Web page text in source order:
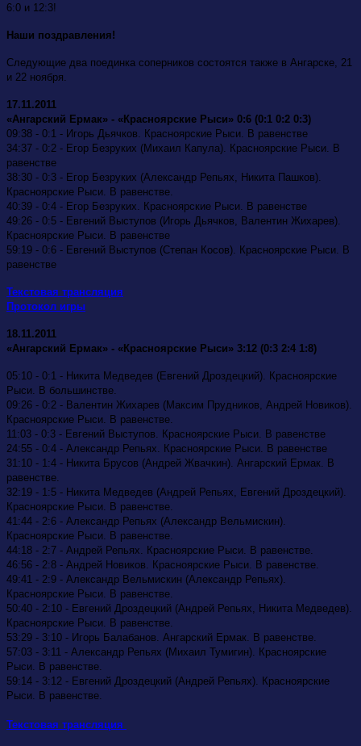
6:0 и 12:3!
Наши поздравления!
Следующие два поединка соперников состоятся также в Ангарске, 21
и 22 ноября.
17.11.2011
«Ангарский Ермак» - «Красноярские Рыси» 0:6 (0:1 0:2 0:3)
09:38 - 0:1 - Игорь Дьячков. Красноярские Рыси. В равенстве
34:37 - 0:2 - Егор Безруких (Михаил Капула). Красноярские Рыси. В
равенстве
38:30 - 0:3 - Егор Безруких (Александр Репьях, Никита Пашков).
Красноярские Рыси. В равенстве.
40:39 - 0:4 - Егор Безруких. Красноярские Рыси. В равенстве
49:26 - 0:5 - Евгений Выступов (Игорь Дьячков, Валентин Жихарев).
Красноярские Рыси. В равенстве
59:19 - 0:6 - Евгений Выступов (Степан Косов). Красноярские Рыси. В
равенстве
Текстовая трансляция
Протокол игры
18.11.2011
«Ангарский Ермак» - «Красноярские Рыси» 3:12 (0:3 2:4 1:8)
05:10 - 0:1 - Никита Медведев (Евгений Дроздецкий). Красноярские
Рыси. В большинстве.
09:26 - 0:2 - Валентин Жихарев (Максим Прудников, Андрей Новиков).
Красноярские Рыси. В равенстве.
11:03 - 0:3 - Евгений Выступов. Красноярские Рыси. В равенстве
24:55 - 0:4 - Александр Репьях. Красноярские Рыси. В равенстве
31:10 - 1:4 - Никита Брусов (Андрей Жвачкин). Ангарский Ермак. В
равенстве.
32:19 - 1:5 - Никита Медведев (Андрей Репьях, Евгений Дроздецкий).
Красноярские Рыси. В равенстве.
41:44 - 2:6 - Александр Репьях (Александр Вельмискин).
Красноярские Рыси. В равенстве.
44:18 - 2:7 - Андрей Репьях. Красноярские Рыси. В равенстве.
46:56 - 2:8 - Андрей Новиков. Красноярские Рыси. В равенстве.
49:41 - 2:9 - Александр Вельмискин (Александр Репьях).
Красноярские Рыси. В равенстве.
50:40 - 2:10 - Евгений Дроздецкий (Андрей Репьях, Никита Медведев).
Красноярские Рыси. В равенстве.
53:29 - 3:10 - Игорь Балабанов. Ангарский Ермак. В равенстве.
57:03 - 3:11 - Александр Репьях (Михаил Тумигин). Красноярские
Рыси. В равенстве.
59:14 - 3:12 - Евгений Дроздецкий (Андрей Репьях). Красноярские
Рыси. В равенстве.
Текстовая трансляция